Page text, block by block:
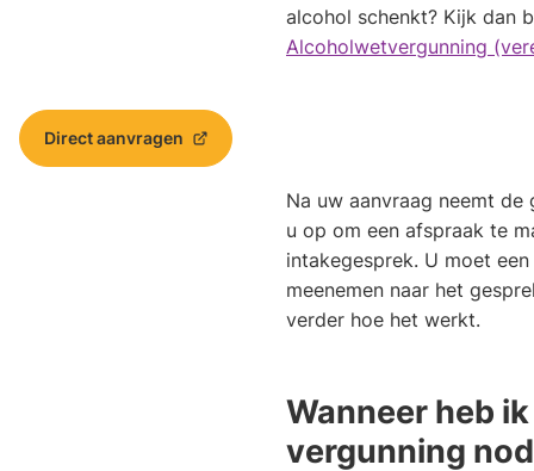
alcohol schenkt? Kijk dan
Alcoholwetvergunning
Direct aanvragen
(Verwijst
Na uw aanvraag neemt
u op om een afspraak te
intakegesprek. U moet
meenemen naar het
verder hoe het werkt.
Wanneer heb
vergunning